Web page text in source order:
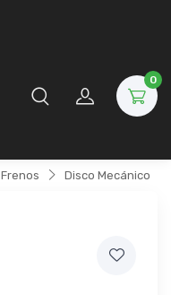
0
Frenos Disco Mecánico